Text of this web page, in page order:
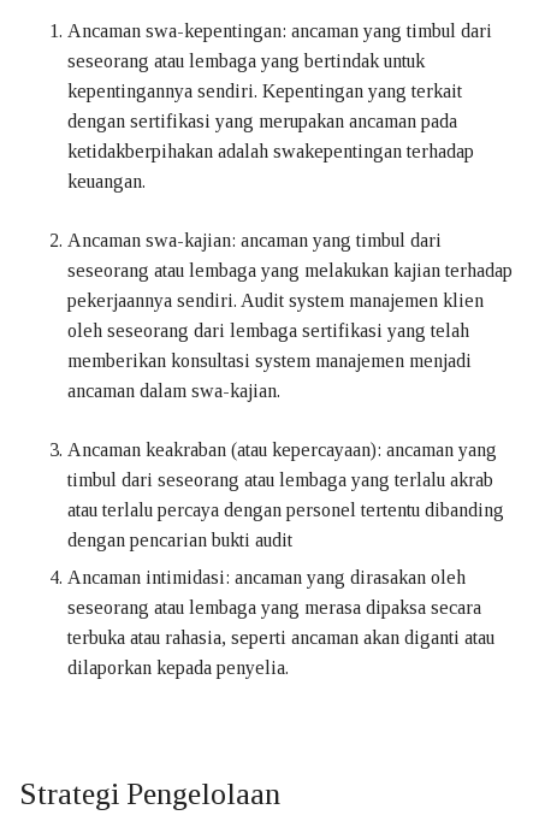
Ancaman swa-kepentingan: ancaman yang timbul dari
seseorang atau lembaga yang bertindak untuk
kepentingannya sendiri. Kepentingan yang terkait
dengan sertifikasi yang merupakan ancaman pada
ketidakberpihakan adalah swakepentingan terhadap
keuangan.
Ancaman swa-kajian: ancaman yang timbul dari
seseorang atau lembaga yang melakukan kajian terhadap
pekerjaannya sendiri. Audit system manajemen klien
oleh seseorang dari lembaga sertifikasi yang telah
memberikan konsultasi system manajemen menjadi
ancaman dalam swa-kajian.
Ancaman keakraban (atau kepercayaan): ancaman yang
timbul dari seseorang atau lembaga yang terlalu akrab
atau terlalu percaya dengan personel tertentu dibanding
dengan pencarian bukti audit
Ancaman intimidasi: ancaman yang dirasakan oleh
seseorang atau lembaga yang merasa dipaksa secara
terbuka atau rahasia, seperti ancaman akan diganti atau
dilaporkan kepada penyelia.
Strategi Pengelolaan